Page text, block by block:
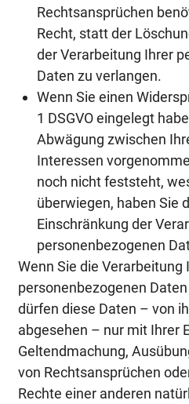
Rechtsansprüchen
Recht, statt der
der Verarbeitung Ihrer
Daten zu verlangen.
Wenn Sie einen
1 DSGVO eingelegt
Abwägung zwischen
Interessen
noch nicht feststeht,
überwiegen, haben Sie
Einschränkung der
personenbezogenen
Wenn Sie die Verarbeitung
personenbezogenen
dürfen diese Daten – von
abgesehen – nur mit Ihrer
Geltendmachung,
von Rechtsansprüchen
Rechte einer anderen